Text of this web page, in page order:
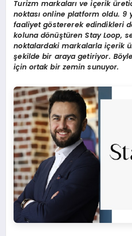
Turizm markaları ve içerik
noktası online platform oldu. 9
faaliyet göstererek edindikleri
koluna dönüştüren Stay Loop,
noktalardaki markalarla içerik
şekilde bir araya getiriyor. Bö
için ortak bir zemin sunuyor.